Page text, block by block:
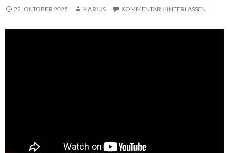
22. OKTOBER 2025 MARIUS KOMMENTAR HINTERLASSEN